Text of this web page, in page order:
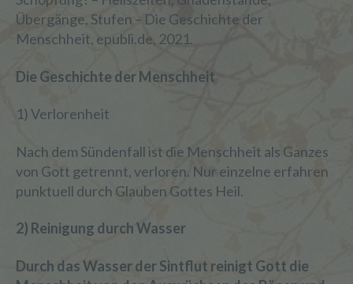
Übergänge, Stufen – Die Geschichte der
Menschheit, epubli.de, 2021.
Die Geschichte der Menschheit
1) Verlorenheit
Nach dem Sündenfall ist die Menschheit als Ganzes
von Gott getrennt, verloren. Nur einzelne erfahren
punktuell durch Glauben Gottes Heil.
2) Reinigung durch Wasser
Durch das Wasser der Sintflut reinigt Gott die